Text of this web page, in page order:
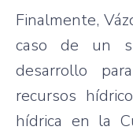
Finalmente,
caso de un
desarrollo
recursos
hídrica en la